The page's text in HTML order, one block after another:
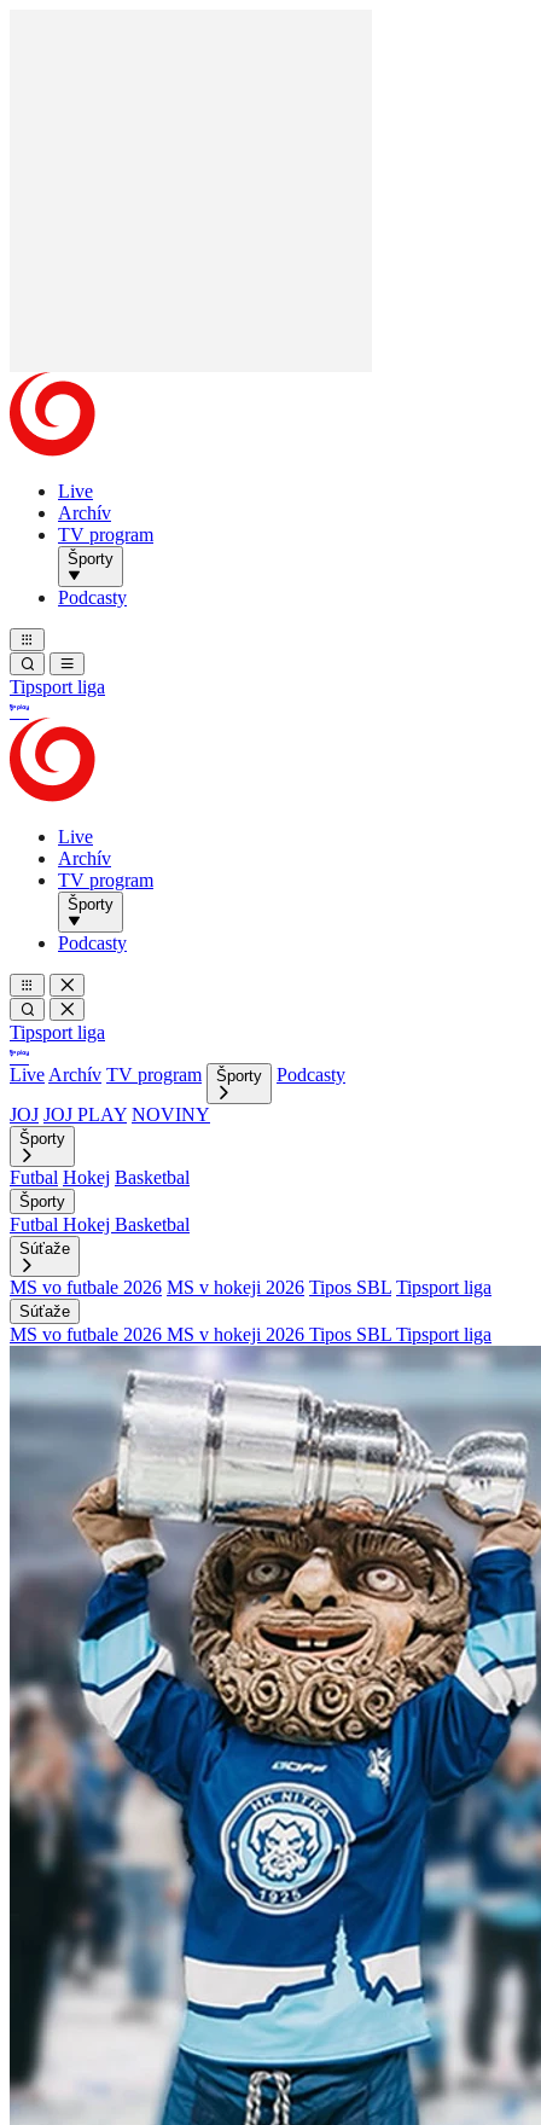
Live
Archív
TV program
Športy
Podcasty
Tipsport liga
Live
Archív
TV program
Športy
Podcasty
Tipsport liga
Live Archív TV program Športy
Podcasty
JOJ JOJ PLAY NOVINY
Športy
Futbal Hokej Basketbal
Športy
Futbal Hokej Basketbal
Súťaže
MS vo futbale 2026 MS v hokeji 2026 Tipos SBL Tipsport liga
Súťaže
MS vo futbale 2026 MS v hokeji 2026 Tipos SBL Tipsport liga